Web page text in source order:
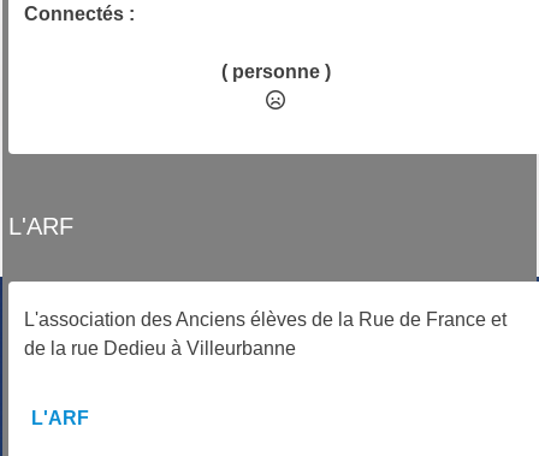
Connectés :
( personne )
L'ARF
L'association des Anciens élèves de la Rue de France et
de la rue Dedieu à Villeurbanne
L'ARF